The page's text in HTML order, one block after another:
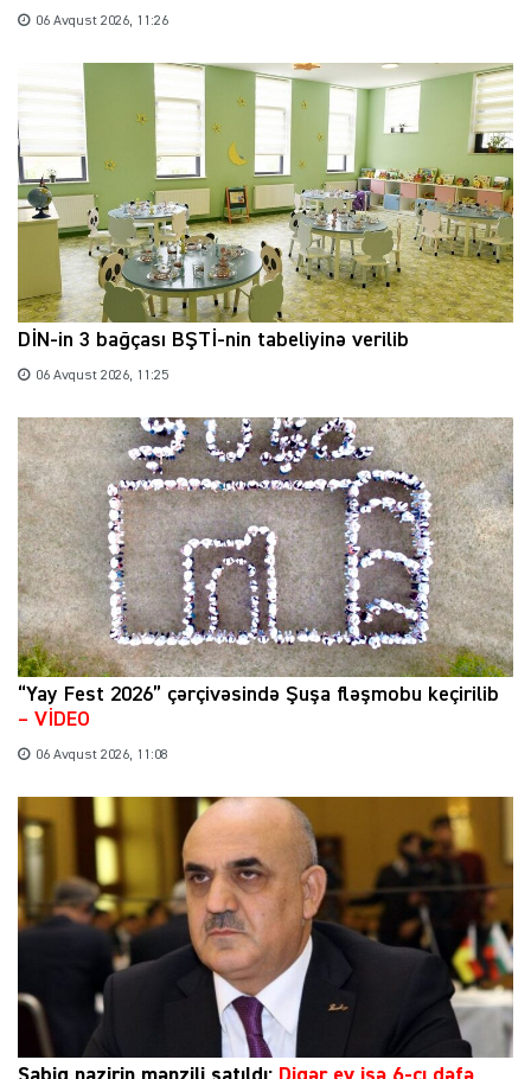
06 Avqust 2026, 11:26
DİN-in 3 bağçası BŞTİ-nin tabeliyinə verilib
06 Avqust 2026, 11:25
“Yay Fest 2026” çərçivəsində Şuşa fləşmobu keçirilib
– VİDEO
06 Avqust 2026, 11:08